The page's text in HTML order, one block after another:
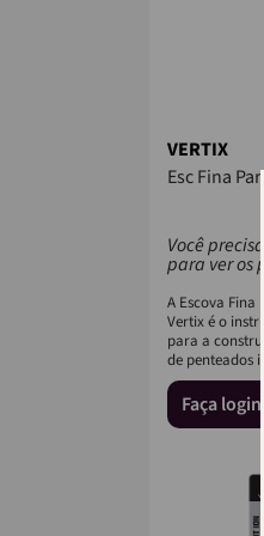
VERTIX
Esc Fina
Você
para ver os
A Escova Fina
Vertix é o
para a
de penteados
Faça